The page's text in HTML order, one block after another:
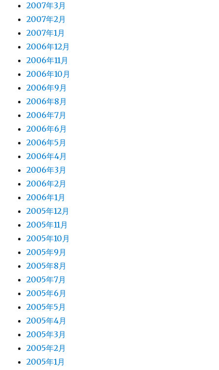
2007年3月
2007年2月
2007年1月
2006年12月
2006年11月
2006年10月
2006年9月
2006年8月
2006年7月
2006年6月
2006年5月
2006年4月
2006年3月
2006年2月
2006年1月
2005年12月
2005年11月
2005年10月
2005年9月
2005年8月
2005年7月
2005年6月
2005年5月
2005年4月
2005年3月
2005年2月
2005年1月